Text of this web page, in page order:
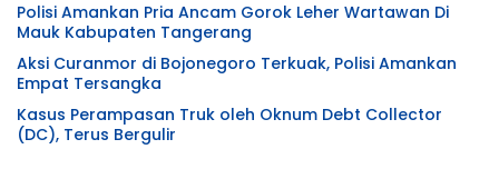
Polisi Amankan Pria Ancam Gorok Leher Wartawan Di
Mauk Kabupaten Tangerang
Aksi Curanmor di Bojonegoro Terkuak, Polisi Amankan
Empat Tersangka
Kasus Perampasan Truk oleh Oknum Debt Collector
(DC), Terus Bergulir